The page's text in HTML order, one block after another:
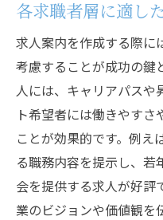
各求職者層に適し
求人案内を作成する際に
考慮することが成功の鍵
人には、キャリアパスや
ト希望者には働きやす
ことが効果的です。例え
る職務内容を提示し、若
会を提供する求人が好評
業のビジョンや価値観を